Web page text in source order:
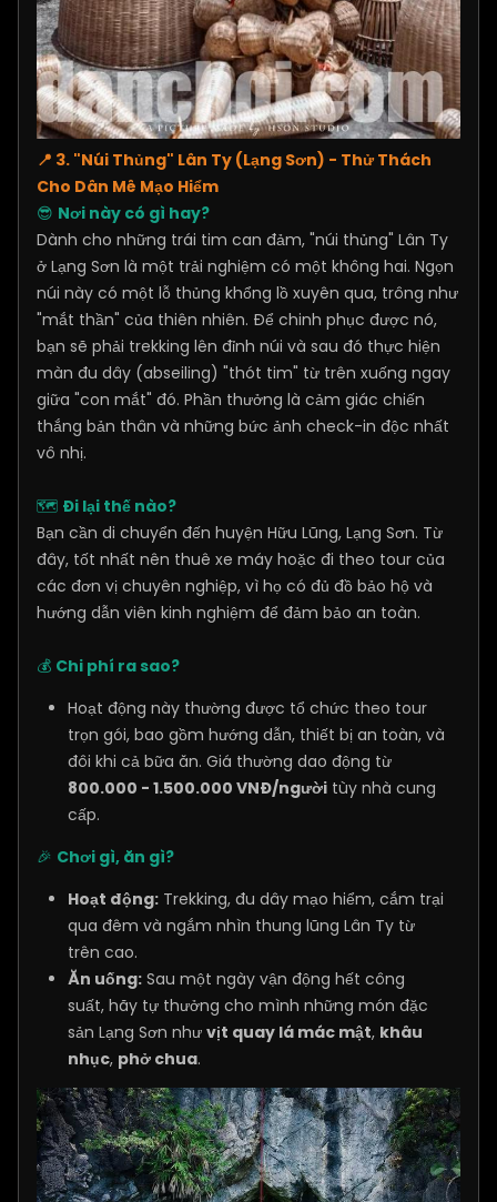
📍 3. "Núi Thủng" Lân Ty (Lạng Sơn) - Thử Thách
Cho Dân Mê Mạo Hiểm
😎 Nơi này có gì hay?
Dành cho những trái tim can đảm, "núi thủng" Lân Ty
ở Lạng Sơn là một trải nghiệm có một không hai. Ngọn
núi này có một lỗ thủng khổng lồ xuyên qua, trông như
"mắt thần" của thiên nhiên. Để chinh phục được nó,
bạn sẽ phải trekking lên đỉnh núi và sau đó thực hiện
màn đu dây (abseiling) "thót tim" từ trên xuống ngay
giữa "con mắt" đó. Phần thưởng là cảm giác chiến
thắng bản thân và những bức ảnh check-in độc nhất
vô nhị.
🗺️ Đi lại thế nào?
Bạn cần di chuyển đến huyện Hữu Lũng, Lạng Sơn. Từ
đây, tốt nhất nên thuê xe máy hoặc đi theo tour của
các đơn vị chuyên nghiệp, vì họ có đủ đồ bảo hộ và
hướng dẫn viên kinh nghiệm để đảm bảo an toàn.
💰 Chi phí ra sao?
Hoạt động này thường được tổ chức theo tour
trọn gói, bao gồm hướng dẫn, thiết bị an toàn, và
đôi khi cả bữa ăn. Giá thường dao động từ
800.000 - 1.500.000 VNĐ/người tùy nhà cung
cấp.
🎉 Chơi gì, ăn gì?
Hoạt động: Trekking, đu dây mạo hiểm, cắm trại
qua đêm và ngắm nhìn thung lũng Lân Ty từ
trên cao.
Ăn uống: Sau một ngày vận động hết công
suất, hãy tự thưởng cho mình những món đặc
sản Lạng Sơn như vịt quay lá mác mật, khâu
nhục, phở chua.